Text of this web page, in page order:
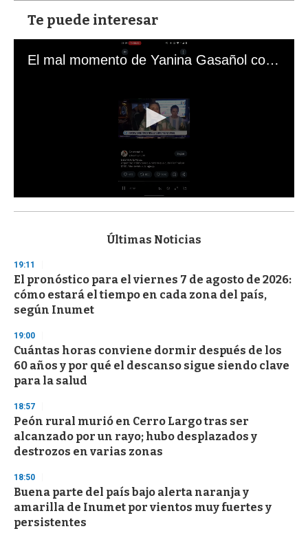
Te puede interesar
El mal momento de Yanina Gasañol con un hincha argentino en "Subrayado"
s
d
s
o
f
3
s
e
c
o
n
d
Últimas Noticias
19:11
El pronóstico para el viernes 7 de agosto de 2026:
cómo estará el tiempo en cada zona del país,
según Inumet
19:00
Cuántas horas conviene dormir después de los
60 años y por qué el descanso sigue siendo clave
para la salud
18:57
Peón rural murió en Cerro Largo tras ser
alcanzado por un rayo; hubo desplazados y
destrozos en varias zonas
18:50
Buena parte del país bajo alerta naranja y
amarilla de Inumet por vientos muy fuertes y
persistentes